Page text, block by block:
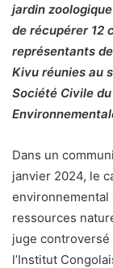
jardin
de récupérer 12
représentants
Kivu réunies au
Société Civile
Dans un
janvier 2024, le
environnemental
ressources
juge
l’Institut